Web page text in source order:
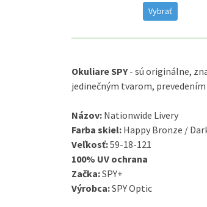
Vybrať
OkuliareSPY - sú originálne,
jedinečným tvarom, prevedením
Názov: Nationwide Livery
Farba skiel: Happy Bronze /
Veľkosť:59-18-121
100% UV ochrana
Začka:SPY+
Výrobca:SPYOptic